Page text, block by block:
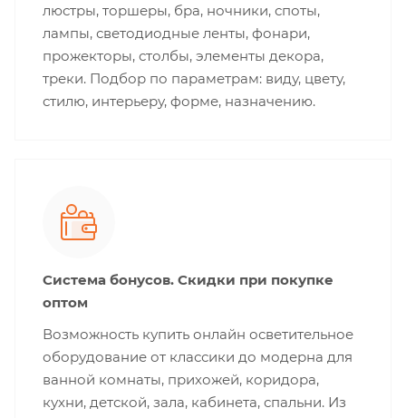
люстры, торшеры, бра, ночники, споты,
лампы, светодиодные ленты, фонари,
прожекторы, столбы, элементы декора,
треки. Подбор по параметрам: виду, цвету,
стилю, интерьеру, форме, назначению.
Система бонусов. Скидки при покупке
оптом
Возможность купить онлайн осветительное
оборудование от классики до модерна для
ванной комнаты, прихожей, коридора,
кухни, детской, зала, кабинета, спальни. Из